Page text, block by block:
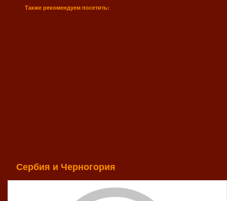
Также рекомендуем посетить:
Сербия и Черногория